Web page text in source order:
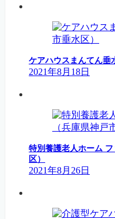
ケアハウスまんてん垂
2021年8月18日
特別養護老人ホーム
区）
2021年8月26日